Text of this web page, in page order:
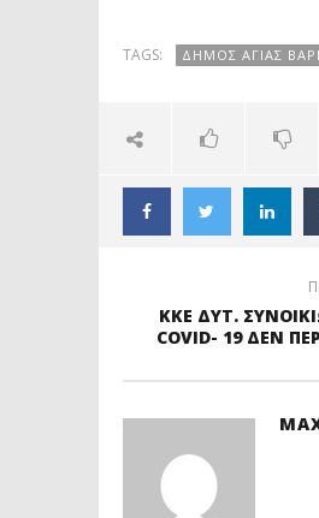
TAGS: ΔΗΜΟΣ ΑΓΙΑΣ
ΚΚΕ ΔΥΤ.
COVID- 19 ΔΕΝ